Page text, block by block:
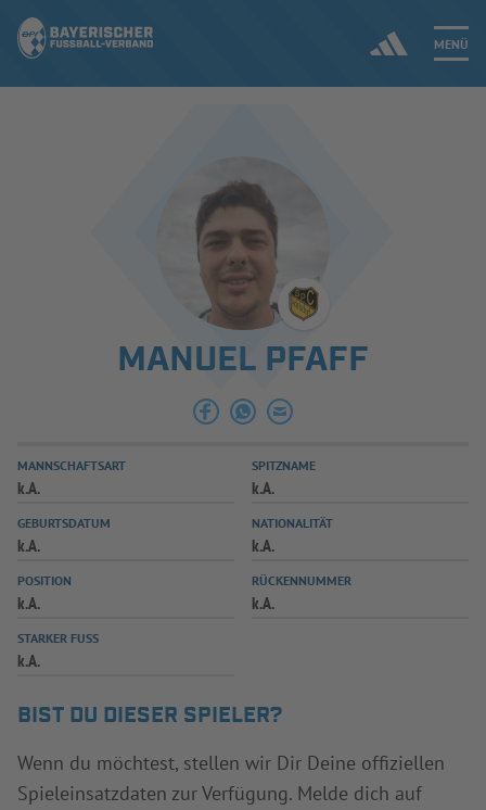
MENÜ
ERGEBNISSE & WETTBEWERBE
SPIELBETRIEB & VERBANDSLEBEN
AUSBILDUNG & FÖRDERUNG
SPIELPLUS
MANUEL PFAFF
MANNSCHAFTSART
k.A.
SPITZNAME
k.A.
GEBURTSDATUM
k.A.
NATIONALITÄT
k.A.
POSITION
k.A.
RÜCKENNUMMER
k.A.
STARKER FUSS
k.A.
BIST DU DIESER SPIELER?
Wenn du möchtest, stellen wir Dir Deine offiziellen
Spieleinsatzdaten zur Verfügung. Melde dich auf